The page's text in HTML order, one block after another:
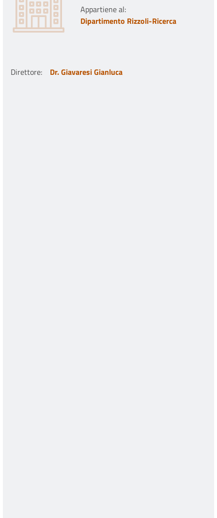
Appartiene al:
Dipartimento Rizzoli-Ricerca
Direttore: Dr. Giavaresi Gianluca